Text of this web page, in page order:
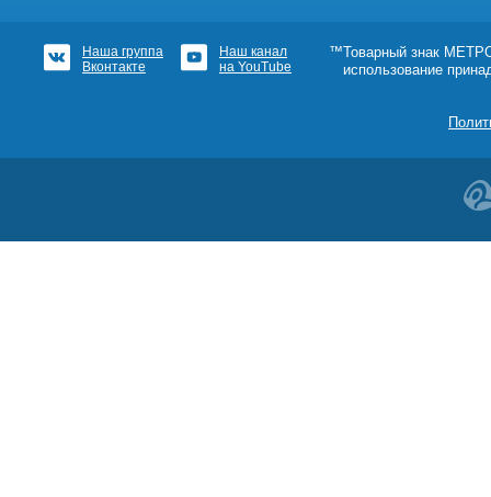
Наша группа
Вконтакте
Наш канал
на YouTube
™Товарный знак
использование